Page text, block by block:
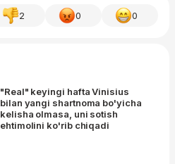
2 0 0
"Real" keyingi hafta Vinisius
bilan yangi shartnoma bo'yicha
kelisha olmasa, uni sotish
ehtimolini ko'rib chiqadi